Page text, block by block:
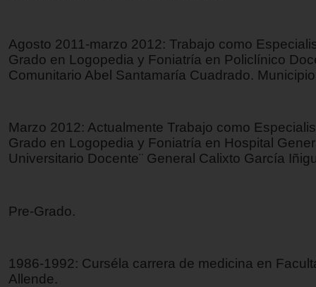
Agosto 2011-marzo 2012: Trabajo como
Grado en Logopedia y Foniatría en Policlínico
Comunitario Abel Santamaría Cuadrado.
Marzo 2012: Actualmente Trabajo como
Grado en Logopedia y Foniatría en Hospital
Universitario Docente¨ General Calixto García
Pre-Grado.
1986-1992: Curséla carrera de medicina en
Allende.